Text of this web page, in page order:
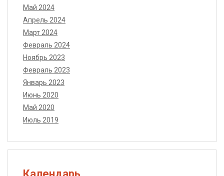
Май 2024
Апрель 2024
Март 2024
Февраль 2024
Ноябрь 2023
Февраль 2023
Январь 2023
Июнь 2020
Май 2020
Июль 2019